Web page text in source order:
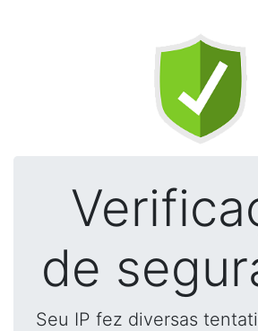
de
Seu IP fez diversas